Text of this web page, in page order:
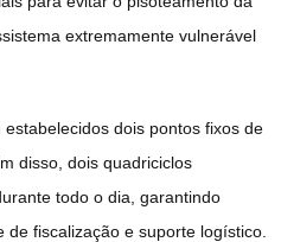
extremamente vulnerável
dois pontos fixos de
disso, dois quadriciclos
todo o dia, garantindo
fiscalização e suporte logístico.